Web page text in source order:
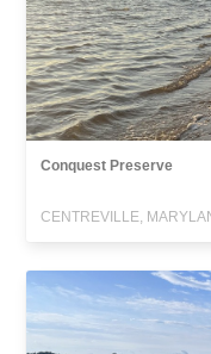
Conquest Preserve
CENTREVILLE,